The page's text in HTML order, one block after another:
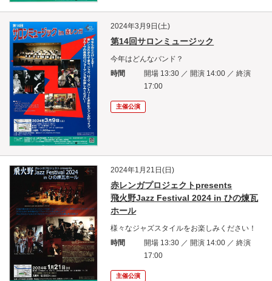
2024年3月9日(土)
第14回サロンミュージック
今年はどんなバンド？
時間
開場 13:30 ／ 開演 14:00 ／ 終演
17:00
主催公演
2024年1月21日(日)
赤レンガプロジェクトpresents
飛火野Jazz Festival 2024 in ひの煉瓦
ホール
様々なジャズスタイルをお楽しみください！
時間
開場 13:30 ／ 開演 14:00 ／ 終演
17:00
主催公演